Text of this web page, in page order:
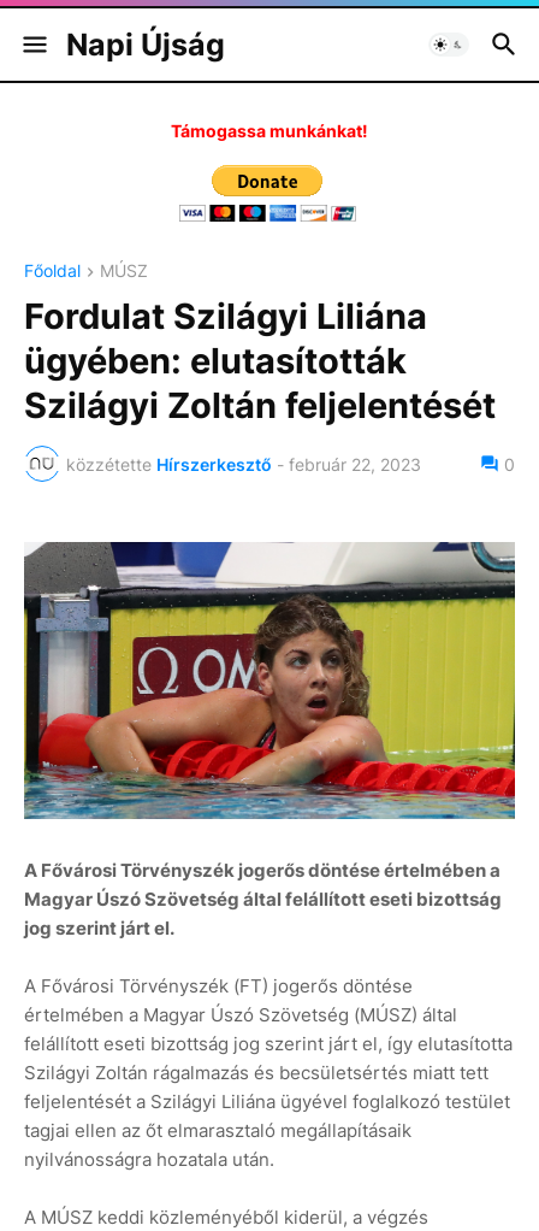
Napi Újság
Támogassa munkánkat!
Főoldal MÚSZ
Fordulat Szilágyi Liliána
ügyében: elutasították
Szilágyi Zoltán feljelentését
közzétette Hírszerkesztő - február 22, 2023 0
A Fővárosi Törvényszék jogerős döntése értelmében a
Magyar Úszó Szövetség által felállított eseti bizottság
jog szerint járt el.
A Fővárosi Törvényszék (FT) jogerős döntése
értelmében a Magyar Úszó Szövetség (MÚSZ) által
felállított eseti bizottság jog szerint járt el, így elutasította
Szilágyi Zoltán rágalmazás és becsületsértés miatt tett
feljelentését a Szilágyi Liliána ügyével foglalkozó testület
tagjai ellen az őt elmarasztaló megállapításaik
nyilvánosságra hozatala után.
A MÚSZ keddi közleményéből kiderül, a végzés